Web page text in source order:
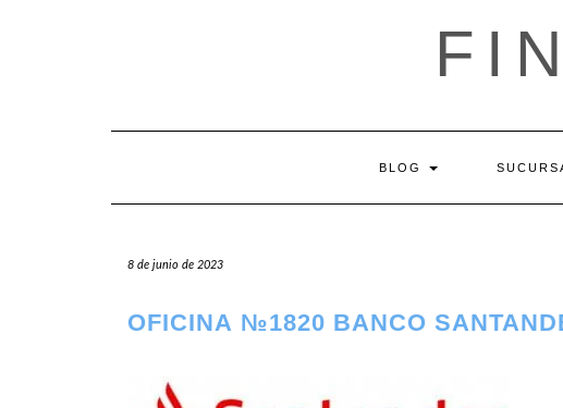
BLOG
8 de junio de 2023
OFICINA №1820 BANCO